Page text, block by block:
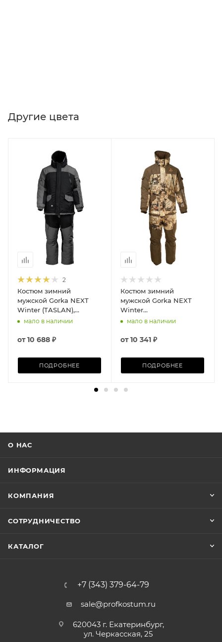
Другие цвета
2
Костюм зимний
мужской Gorka NEXT
Winter (TASLAN),
Reverse Black\Grey
мало в наличии
от10 688 ₽
ПОДРОБНЕЕ
Костюм зимний
мужской Gorka NEXT
Winter
(ALOVA/FINLYANDIYA),
19-0912 C
мало в наличии
от10 341 ₽
ПОДРОБНЕЕ
О НАС
ИНФОРМАЦИЯ
КОМПАНИЯ
СОТРУДНИЧЕСТВО
КАТАЛОГ
+7 (343) 379-64-79
sale@profkostum.ru
620043 г. Екатеринбург,
ул. Черкасская, 25